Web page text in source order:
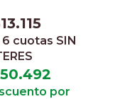
6 cuotas SIN
por